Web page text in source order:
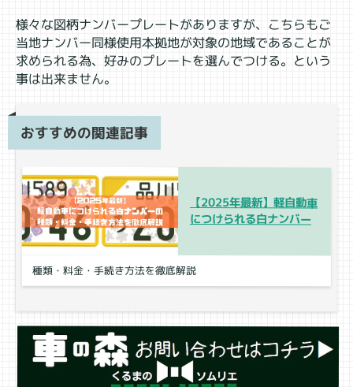
様々な図柄ナンバープレートがありますが、こちらもご
当地ナンバー同様使用本拠地が対象の地域であることが
求められる為、好みのプレートを選んでつける。という
事は出来ません。
おすすめの関連記事
【2025年最新】軽自動車
につけられる白ナンバー
種類・料金・手続き方法を徹底解説